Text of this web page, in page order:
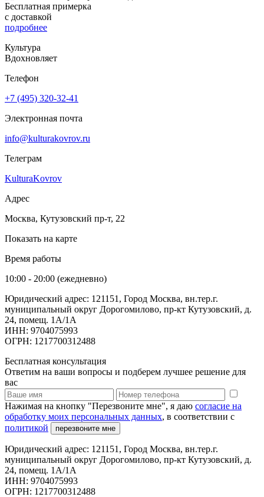
Бесплатная примерка
с доставкой
подробнее
Культура
Вдохновляет
Телефон
+7 (495) 320-32-41
Электронная почта
info@kulturakovrov.ru
Телеграм
KulturaKovrov
Адрес
Москва, Кутузовский пр-т, 22
Показать на карте
Время работы
10:00 - 20:00 (ежедневно)
Юридический адрес: 121151, Город Москва, вн.тер.г.
муниципальный округ Дорогомилово, пр-кт Кутузовский, д.
24, помещ. 1А/1А
ИНН: 9704075993
ОГРН: 1217700312488
Бесплатная консультация
Ответим на ваши вопросы и подберем лучшее решение для
вас
Нажимая на кнопку "Перезвоните мне", я даю согласие на
обработку моих персональных данных, в соответствии с
политикой
перезвоните мне
Юридический адрес: 121151, Город Москва, вн.тер.г.
муниципальный округ Дорогомилово, пр-кт Кутузовский, д.
24, помещ. 1А/1А
ИНН: 9704075993
ОГРН: 1217700312488